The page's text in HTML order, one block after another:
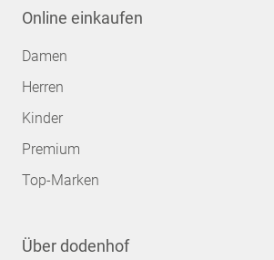
Online einkaufen
Damen
Herren
Kinder
Premium
Top-Marken
Über dodenhof